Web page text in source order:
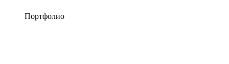
Портфолио